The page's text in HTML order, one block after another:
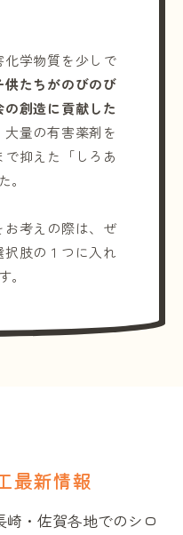
学物質を少しで
供たちがのびのび
創造に貢献した
量の有害薬剤を
抑えた「しろあ
。
お考えの際は、ぜ
肢の１つに入れ
。
最新情報
・佐賀各地でのシロ